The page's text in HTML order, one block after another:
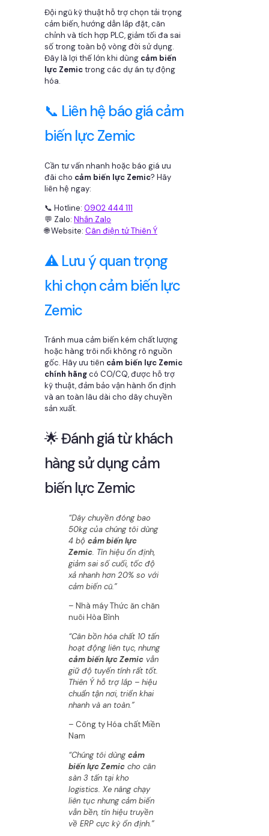
Đội ngũ kỹ thuật hỗ trợ chọn tải trọng
cảm biến, hướng dẫn lắp đặt, căn
chỉnh và tích hợp PLC, giảm tối đa sai
số trong toàn bộ vòng đời sử dụng.
Đây là lợi thế lớn khi dùng cảm biến
lực Zemictrong các dự án tự động
hóa.
📞 Liên hệ báo giá cảm
biến lực Zemic
Cần tư vấn nhanh hoặc báo giá ưu
đãi cho cảm biến lực Zemic? Hãy
liên hệ ngay:
📞 Hotline: 0902 444 111
💬 Zalo: Nhắn Zalo
🌐 Website: Cân điện tử Thiên Ý
⚠️ Lưu ý quan trọng
khi chọn cảm biến lực
Zemic
Tránh mua cảm biến kém chất lượng
hoặc hàng trôi nổi không rõ nguồn
gốc. Hãy ưu tiên cảm biến lực Zemic
chính hãngcó CO/CQ, được hỗ trợ
kỹ thuật, đảm bảo vận hành ổn định
và an toàn lâu dài cho dây chuyền
sản xuất.
🌟 Đánh giá từ khách
hàng sử dụng cảm
biến lực Zemic
“Dây chuyền đóng bao
50kg của chúng tôi dùng
4 bộ cảm biến lực
Zemic. Tín hiệu ổn định,
giảm sai số cuối, tốc độ
xả nhanh hơn 20% so với
cảm biến cũ.”
– Nhà máy Thức ăn chăn
nuôi Hòa Bình
“Cân bồn hóa chất 10 tấn
hoạt động liên tục, nhưng
cảm biến lực Zemic vẫn
giữ độ tuyến tính rất tốt.
Thiên Ý hỗ trợ lắp – hiệu
chuẩn tận nơi, triển khai
nhanh và an toàn.”
– Công ty Hóa chất Miền
Nam
“Chúng tôi dùngcảm
biến lực Zemic cho cân
sàn 3 tấn tại kho
logistics. Xe nâng chạy
liên tục nhưng cảm biến
vẫn bền, tín hiệu truyền
về ERP cực kỳ ổn định.”